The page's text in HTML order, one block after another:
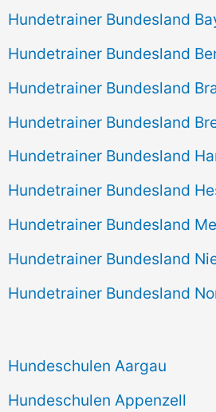
Hundetrainer Bundesland
Hundetrainer Bundesland
Hundetrainer Bundesland
Hundetrainer Bundesland
Hundetrainer Bundesland
Hundetrainer Bundesland
Hundetrainer Bundesland
Hundetrainer Bundesland
Hundetrainer Bundesland
Hundeschulen Aargau
Hundeschulen Appenzell